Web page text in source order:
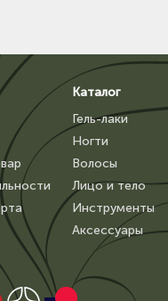
Каталог
Гель-лаки
Ногти
Волосы
Лицо и тело
Инструменты
Аксессуары